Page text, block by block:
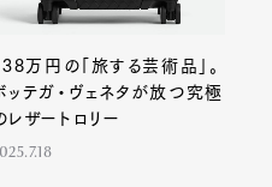
万円の「旅する芸術品」。
ッテガ・ヴェネタが放つ究極
レザートロリー